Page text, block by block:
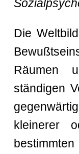
Die
Räumen
ständigen
kleinerer